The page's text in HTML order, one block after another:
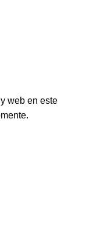
web en este